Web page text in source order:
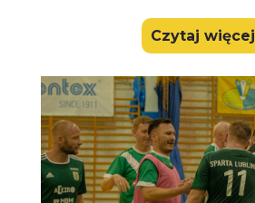
Czytaj więcej